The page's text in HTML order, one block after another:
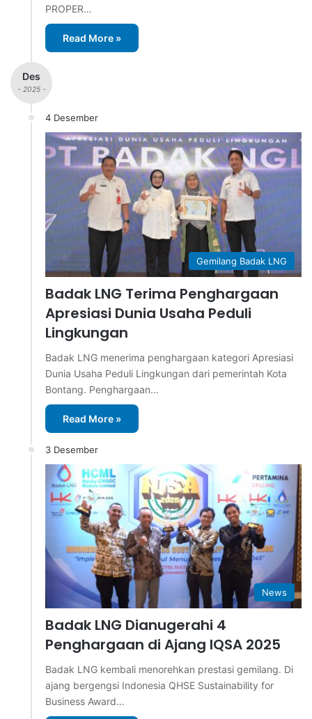
PROPER…
Read More »
Des
- 2025 -
4 Desember
Gemilang Badak LNG
Badak LNG Terima Penghargaan
Apresiasi Dunia Usaha Peduli
Lingkungan
Badak LNG menerima penghargaan kategori Apresiasi
Dunia Usaha Peduli Lingkungan dari pemerintah Kota
Bontang. Penghargaan…
Read More »
3 Desember
News
Badak LNG Dianugerahi 4
Penghargaan di Ajang IQSA 2025
Badak LNG kembali menorehkan prestasi gemilang. Di
ajang bergengsi Indonesia QHSE Sustainability for
Business Award…